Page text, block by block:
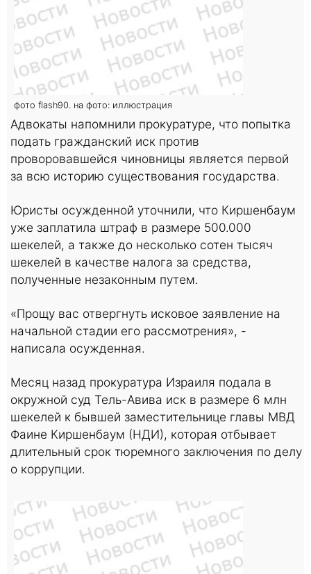
фото flash90. на фото: иллюстрация
Адвокаты напомнили прокуратуре, что попытка
подать гражданский иск против
проворовавшейся чиновницы является первой
за всю историю существования государства.
Юристы осужденной уточнили, что Киршенбаум
уже заплатила штраф в размере 500.000
шекелей, а также до несколько сотен тысяч
шекелей в качестве налога за средства,
полученные незаконным путем.
«Прощу вас отвергнуть исковое заявление на
начальной стадии его рассмотрения», -
написала осужденная.
Месяц назад прокуратура Израиля подала в
окружной суд Тель-Авива иск в размере 6 млн
шекелей к бывшей заместительнице главы МВД
Фаине Киршенбаум (НДИ), которая отбывает
длительный срок тюремного заключения по делу
о коррупции.